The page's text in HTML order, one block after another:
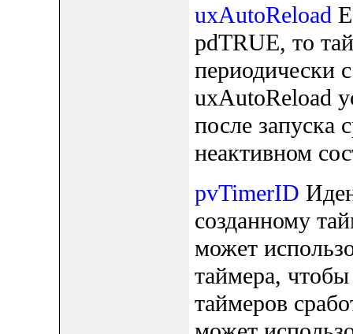
uxAutoReload
pdTRUE, то
периодически
uxAutoReload
после запуска
неактивном
pvTimerID
созданному
может
таймера,
таймеров